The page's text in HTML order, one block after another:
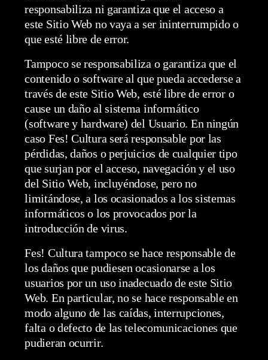
responsabiliza ni garantiza que el acceso a
este Sitio Web no vaya a ser ininterrumpido o
que esté libre de error.
Tampoco se responsabiliza o garantiza que el
contenido o software al que pueda accederse a
través de este Sitio Web, esté libre de error o
cause un daño al sistema informático
(software y hardware) del Usuario. En ningún
caso Fes! Cultura será responsable por las
pérdidas, daños o perjuicios de cualquier tipo
que surjan por el acceso, navegación y el uso
del Sitio Web, incluyéndose, pero no
limitándose, a los ocasionados a los sistemas
informáticos o los provocados por la
introducción de virus.
Fes! Cultura tampoco se hace responsable de
los daños que pudiesen ocasionarse a los
usuarios por un uso inadecuado de este Sitio
Web. En particular, no se hace responsable en
modo alguno de las caídas, interrupciones,
falta o defecto de las telecomunicaciones que
pudieran ocurrir.